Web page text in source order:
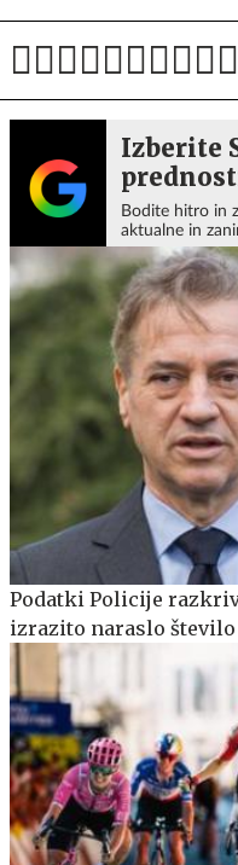
Izberite
Bodite hitro in
aktualne in
Podatki Policije
izrazito naraslo